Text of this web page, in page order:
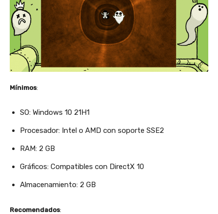
Mínimos:
SO: Windows 10 21H1
Procesador: Intel o AMD con soporte SSE2
RAM: 2 GB
Gráficos: Compatibles con DirectX 10
Almacenamiento: 2 GB
Recomendados: